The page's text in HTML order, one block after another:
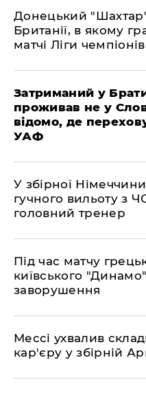
Донецький "Шахтар"
Британії, в якому
матчі Ліги чемпіонів
Затриманий у
проживав не у
відомо, де
УАФ
У збірної
гучного вильоту з
головний тренер
Під час матчу
київського
заворушення
Мессі ухвалив
кар'єру у збірній